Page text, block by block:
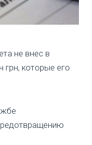
не внес в
грн, которые его